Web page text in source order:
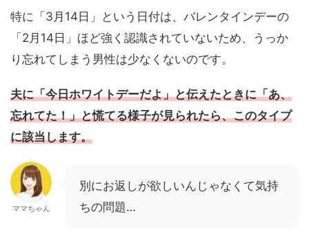
特に「3月14日」という日付は、バレンタインデーの
「2月14日」ほど強く認識されていないため、うっか
り忘れてしまう男性は少なくないのです。
夫に「今日ホワイトデーだよ」と伝えたときに「あ、
忘れてた！」と慌てる様子が見られたら、このタイプ
に該当します。
ママちゃん
別にお返しが欲しいんじゃなくて気持
ちの問題…